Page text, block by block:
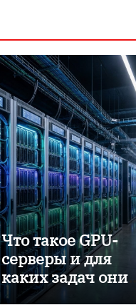
Что такое GPU-
серверы и для
каких задач они
применяются